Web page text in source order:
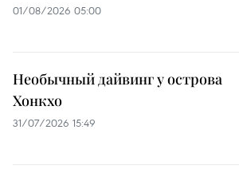
01/08/2026 05:00
Необычный дайвинг у острова
Хонкхо
31/07/2026 15:49